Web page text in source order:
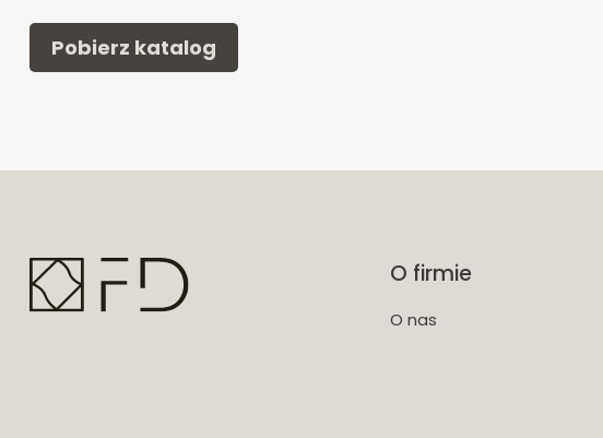
Pobierz katalog
O firmie
O nas